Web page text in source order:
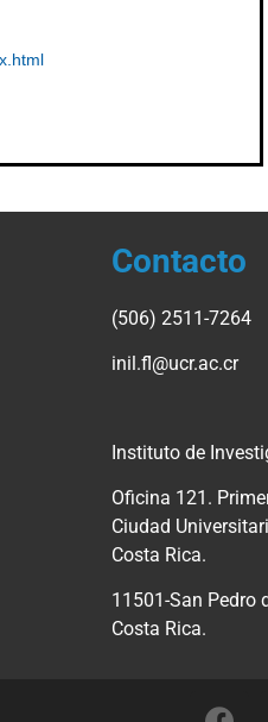
Contacto
(506) 2511-7264
inil.fl@ucr.ac.cr
Instituto de
Oficina 121.
Ciudad
Costa Rica.
11501-San Pedro
Costa Rica.